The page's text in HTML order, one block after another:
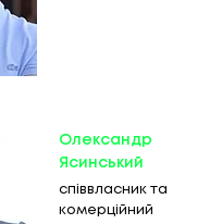
Олександр
Ясинський
співвласник та
комерційний